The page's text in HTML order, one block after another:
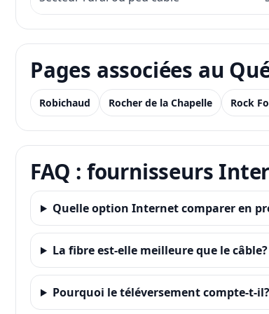
Pages associées au
Robichaud Rocher de la Chapelle Rock
FAQ : fournisseurs
Quelle option Internet comparer en
La fibre est-elle meilleure que le câble?
Pourquoi le téléversement compte-t-il?